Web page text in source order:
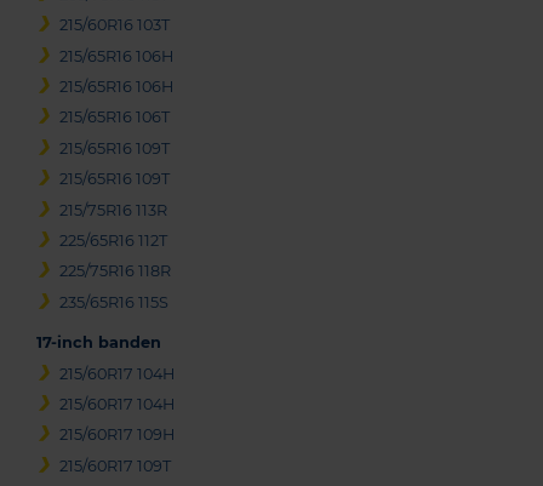
215/60R16 103T
215/65R16 106H
215/65R16 106H
215/65R16 106T
215/65R16 109T
215/65R16 109T
215/75R16 113R
225/65R16 112T
225/75R16 118R
235/65R16 115S
17-inch banden
215/60R17 104H
215/60R17 104H
215/60R17 109H
215/60R17 109T